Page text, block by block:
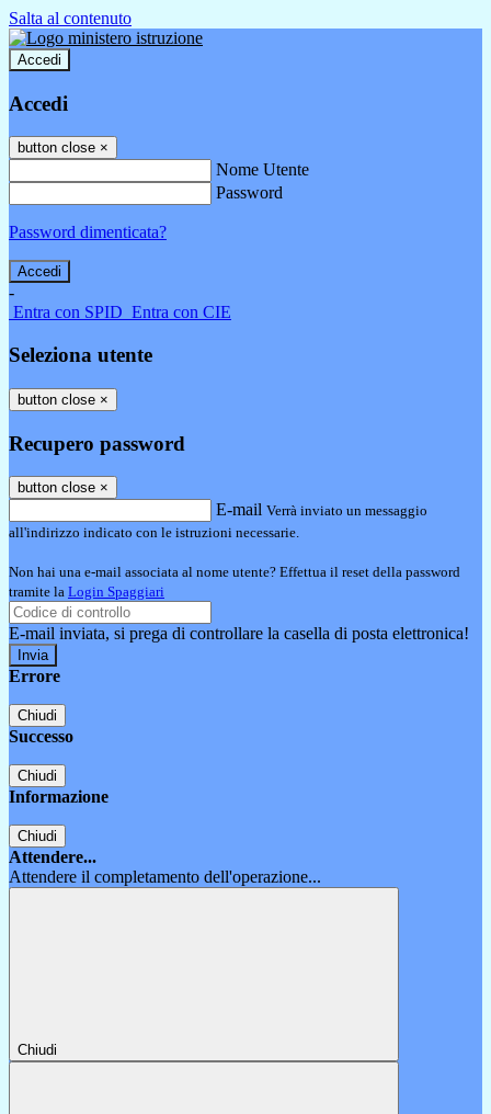
Salta al contenuto
Accedi
Accedi
button close ×
Nome Utente
Password
Password dimenticata?
-
Entra con SPID Entra con CIE
Seleziona utente
button close ×
Recupero password
button close ×
E-mail Verrà inviato un messaggio
all'indirizzo indicato con le istruzioni necessarie.
Non hai una e-mail associata al nome utente? Effettua il reset della password
tramite la Login Spaggiari
E-mail inviata, si prega di controllare la casella di posta elettronica!
Errore
Chiudi
Successo
Chiudi
Informazione
Chiudi
Attendere...
Attendere il completamento dell'operazione...
Chiudi